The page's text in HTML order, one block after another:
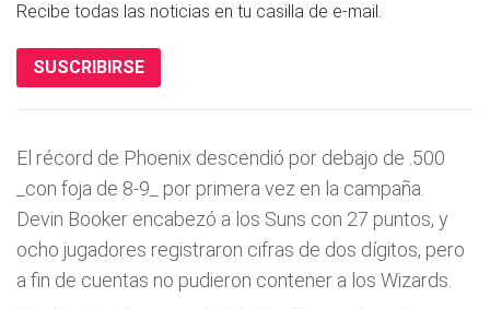
Recibe todas las noticias en tu casilla de e-mail.
SUSCRIBIRSE
El récord de Phoenix descendió por debajo de .500
_con foja de 8-9_ por primera vez en la campaña.
Devin Booker encabezó a los Suns con 27 puntos, y
ocho jugadores registraron cifras de dos dígitos, pero
a fin de cuentas no pudieron contener a los Wizards.